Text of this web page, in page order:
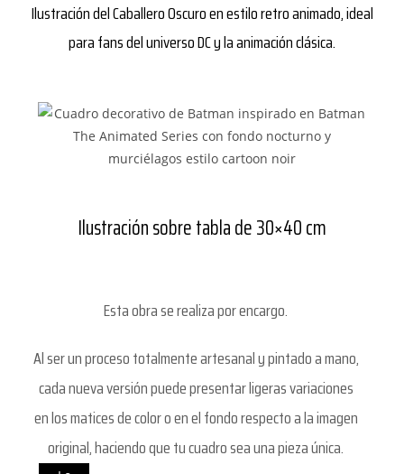
Ilustración del Caballero Oscuro en estilo retro animado, ideal
para fans del universo DC y la animación clásica.
Ilustración sobre tabla de 30×40 cm
Esta obra se realiza por encargo.
Al ser un proceso totalmente artesanal y pintado a mano,
cada nueva versión puede presentar ligeras variaciones
en los matices de color o en el fondo respecto a la imagen
original, haciendo que tu cuadro sea una pieza única.